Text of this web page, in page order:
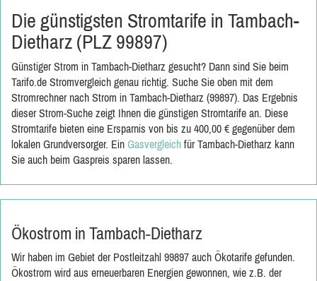
Die günstigsten Stromtarife in Tambach-
Dietharz (PLZ 99897)
Günstiger Strom in Tambach-Dietharz gesucht? Dann sind Sie beim
Tarifo.de Stromvergleich genau richtig. Suche Sie oben mit dem
Stromrechner nach Strom in Tambach-Dietharz (99897). Das Ergebnis
dieser Strom-Suche zeigt Ihnen die günstigen Stromtarife an. Diese
Stromtarife bieten eine Ersparnis von bis zu 400,00 € gegenüber dem
lokalen Grundversorger. Ein Gasvergleich für Tambach-Dietharz kann
Sie auch beim Gaspreis sparen lassen.
Ökostrom in Tambach-Dietharz
Wir haben im Gebiet der Postleitzahl 99897 auch Ökotarife gefunden.
Ökostrom wird aus erneuerbaren Energien gewonnen, wie z.B. der